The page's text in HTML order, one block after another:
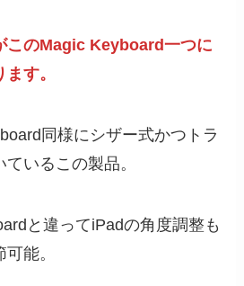
このMagic Keyboard一つに
す。
同様にシザー式かつトラ
いるこの製品。
と違ってiPadの角度調整も
能。